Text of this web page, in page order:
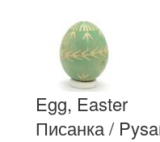
Egg, Easter
Писанка /